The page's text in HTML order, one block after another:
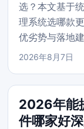
选？本文基于
理系统选哪款
优劣势与落地
2026年8月7日
2026年能
件哪家好